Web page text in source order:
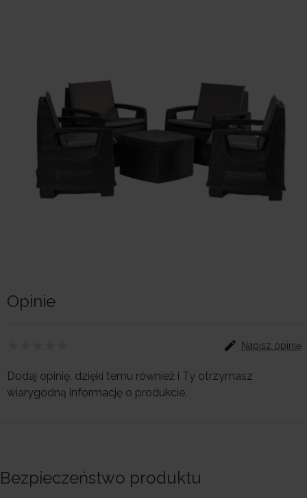
Opinie
Napisz opinię
Dodaj opinię, dzięki temu również i Ty otrzymasz
wiarygodną informację o produkcie.
Bezpieczeństwo produktu